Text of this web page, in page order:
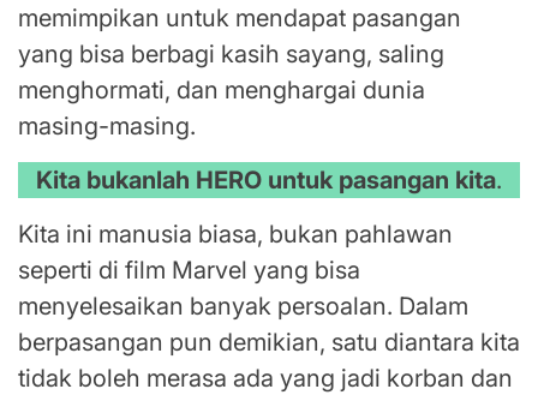
memimpikan untuk mendapat pasangan
yang bisa berbagi kasih sayang, saling
menghormati, dan menghargai dunia
masing-masing.
Kita bukanlah HERO untuk pasangan kita.
Kita ini manusia biasa, bukan pahlawan
seperti di film Marvel yang bisa
menyelesaikan banyak persoalan. Dalam
berpasangan pun demikian, satu diantara kita
tidak boleh merasa ada yang jadi korban dan